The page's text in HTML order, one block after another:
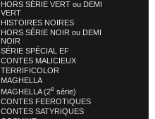
HORS SÉRIE VERT ou DEMI
VERT
HISTOIRES NOIRES
HORS SÉRIE NOIR ou DEMI
NOIR
SÉRIE SPÉCIAL EF
CONTES MALICIEUX
TERRIFICOLOR
MAGHELLA
MAGHELLA (2esérie)
CONTES FEEROTIQUES
CONTES SATYRIQUES